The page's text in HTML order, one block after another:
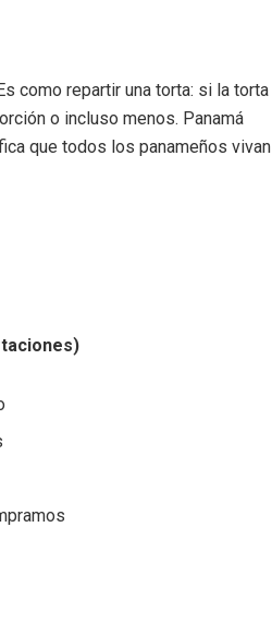
como repartir una torta: si la torta
o incluso menos. Panamá
que todos los panameños vivan